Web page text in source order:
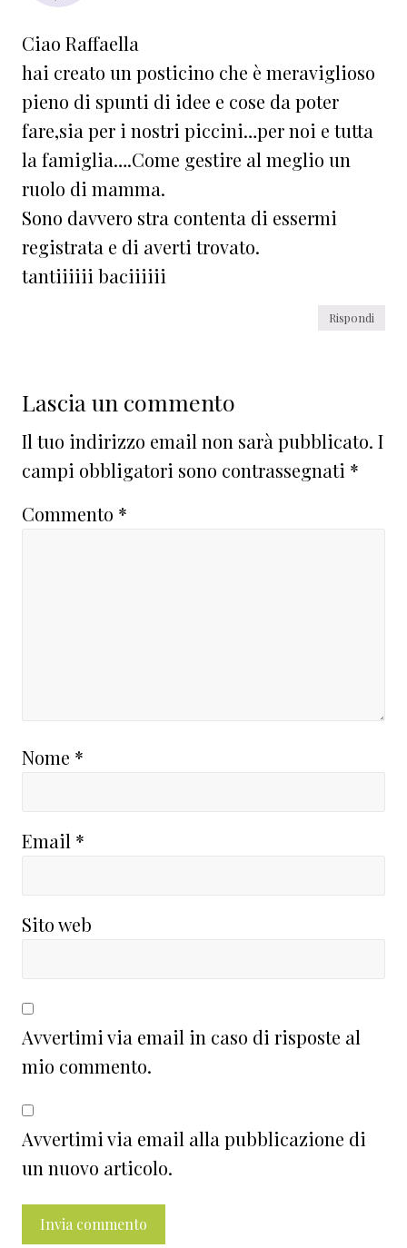
Ciao Raffaella
hai creato un posticino che è meraviglioso
pieno di spunti di idee e cose da poter
fare,sia per i nostri piccini…per noi e tutta
la famiglia….Come gestire al meglio un
ruolo di mamma.
Sono davvero stra contenta di essermi
registrata e di averti trovato.
tantiiiiii baciiiiii
Rispondi
Lascia un commento
Il tuo indirizzo email non sarà pubblicato. I
campi obbligatori sono contrassegnati *
Commento *
Nome *
Email *
Sito web
Avvertimi via email in caso di risposte al
mio commento.
Avvertimi via email alla pubblicazione di
un nuovo articolo.